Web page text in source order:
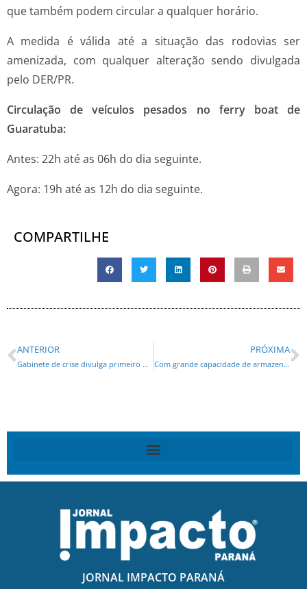
que também podem circular a qualquer horário.
A medida é válida até a situação das rodovias ser
amenizada, com qualquer alteração sendo divulgada
pelo DER/PR.
Circulação de veículos pesados no ferry boat de
Guaratuba:
Antes: 22h até as 06h do dia seguinte.
Agora: 19h até as 12h do dia seguinte.
COMPARTILHE
ANTERIOR
Gabinete de crise divulga primeiro boletim sobre a situação na BR-376
PRÓXIMA
Com grande capacidade de armazenamento, Portos do Paraná monitora situação dos acessos
JORNAL IMPACTO PARANÁ